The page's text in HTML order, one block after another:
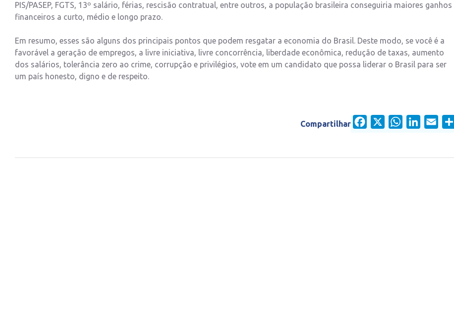
PIS/PASEP, FGTS, 13º salário, férias, rescisão contratual, entre outros, a população brasileira conseguiria maiores ganhos
financeiros a curto, médio e longo prazo.
Em resumo, esses são alguns dos principais pontos que podem resgatar a economia do Brasil. Deste modo, se você é a
favorável a geração de empregos, a livre iniciativa, livre concorrência, liberdade econômica, redução de taxas, aumento
dos salários, tolerância zero ao crime, corrupção e privilégios, vote em um candidato que possa liderar o Brasil para ser
um país honesto, digno e de respeito.
Compartilhar Facebook WhatsAppLinkedIn
Email